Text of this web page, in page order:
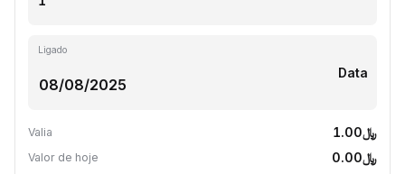
Ligado
Data
Valia ﷼1.00
Valor de hoje ﷼0.00